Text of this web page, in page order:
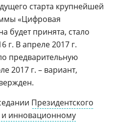
старта крупнейшей
«Цифровая
будет принята, стало
г. В апреле 2017 г.
предварительную
2017 г. – вариант,
Президентского
и инновационному